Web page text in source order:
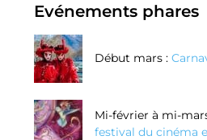
Evénements phares
Début mars :
Mi-février à mi-
festival du cinéma